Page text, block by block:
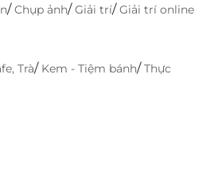
/Chụp ảnh/Giải trí/Giải trí online
Trà/ Kem - Tiệm bánh/Thực